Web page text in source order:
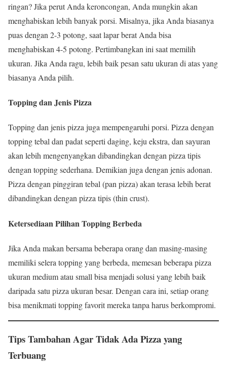
ringan? Jika perut Anda keroncongan, Anda mungkin akan
menghabiskan lebih banyak porsi. Misalnya, jika Anda biasanya
puas dengan 2-3 potong, saat lapar berat Anda bisa
menghabiskan 4-5 potong. Pertimbangkan ini saat memilih
ukuran. Jika Anda ragu, lebih baik pesan satu ukuran di atas yang
biasanya Anda pilih.
Topping dan Jenis Pizza
Topping dan jenis pizza juga mempengaruhi porsi. Pizza dengan
topping tebal dan padat seperti daging, keju ekstra, dan sayuran
akan lebih mengenyangkan dibandingkan dengan pizza tipis
dengan topping sederhana. Demikian juga dengan jenis adonan.
Pizza dengan pinggiran tebal (pan pizza) akan terasa lebih berat
dibandingkan dengan pizza tipis (thin crust).
Ketersediaan Pilihan Topping Berbeda
Jika Anda makan bersama beberapa orang dan masing-masing
memiliki selera topping yang berbeda, memesan beberapa pizza
ukuran medium atau small bisa menjadi solusi yang lebih baik
daripada satu pizza ukuran besar. Dengan cara ini, setiap orang
bisa menikmati topping favorit mereka tanpa harus berkompromi.
Tips Tambahan Agar Tidak Ada Pizza yang
Terbuang